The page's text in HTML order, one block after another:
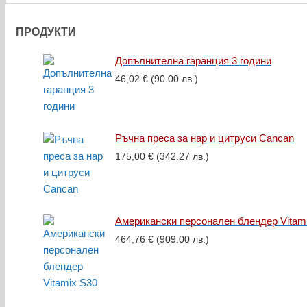
ПРОДУКТИ
Допълнителна гаранция 3 години
46,02 € (90.00 лв.)
Ръчна преса за нар и цитруси Cancan
175,00 € (342.27 лв.)
Американски персонален блендер
464,76 € (909.00 лв.)